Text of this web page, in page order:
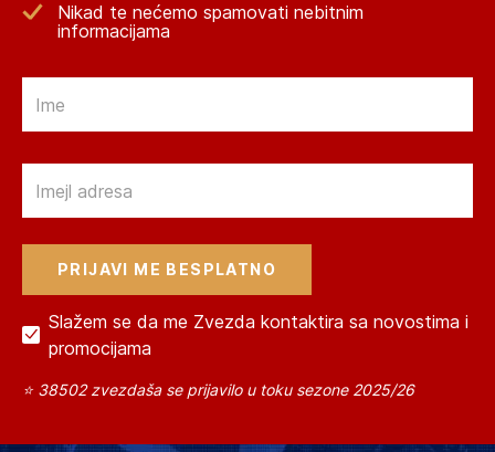
Nikad te nećemo spamovati nebitnim
informacijama
Slažem se da me Zvezda kontaktira sa novostima i
promocijama
⭐ 38502 zvezdaša se prijavilo u toku sezone 2025/26